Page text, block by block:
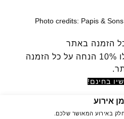
Photo credits: Papis &
הזמנה באתר
הירשמו בחינם ובקלות קבלו 10% הנחה על כל הזמנה
בחינם!
אירוע
באירוע המאושר שלכם.